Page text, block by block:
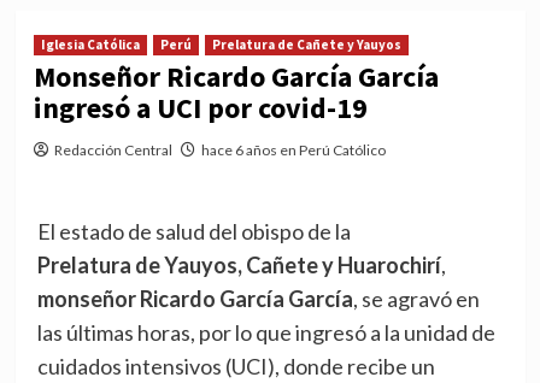
Iglesia Católica Perú Prelatura de Cañete y Yauyos
Monseñor Ricardo García García
ingresó a UCI por covid-19
Redacción Central hace 6 años en Perú Católico
El estado de salud del obispo de la
Prelatura de Yauyos, Cañete y Huarochirí,
monseñor Ricardo García García, se agravó en
las últimas horas, por lo que ingresó a la unidad de
cuidados intensivos (UCI), donde recibe un